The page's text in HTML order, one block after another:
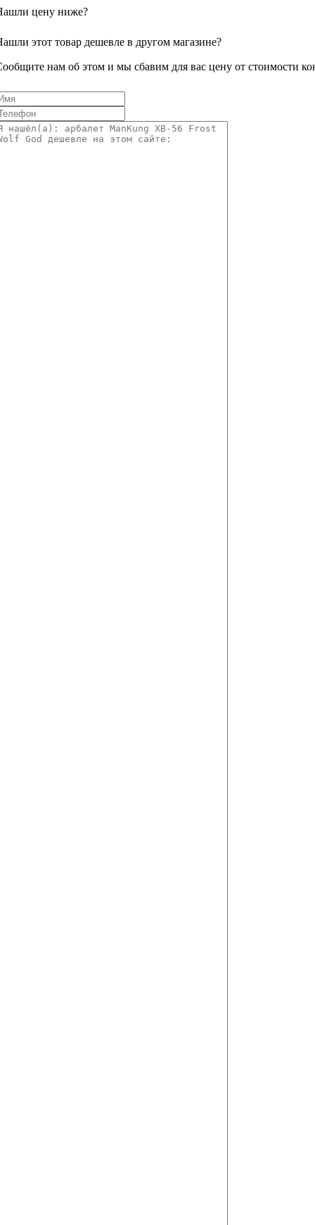
цену ниже?
этот товар дешевле в другом магазине?
нам об этом и мы сбавим для вас цену от стоимости